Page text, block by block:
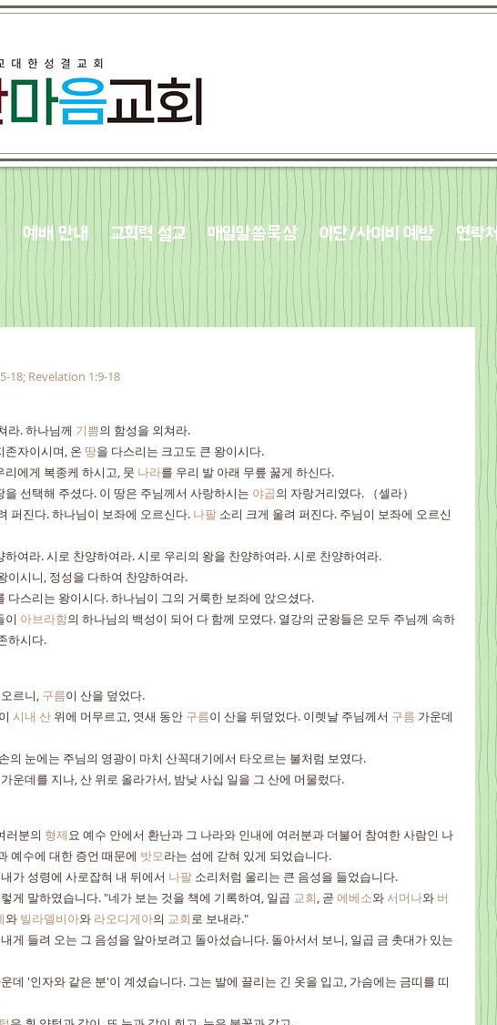
예배 안내 교회력 설교 매일말씀묵상 이단/사이비 예방 연락처
18; Revelation 1:9-18
라. 하나님께 기쁨의 함성을 외쳐라.
존자이시며, 온 땅을 다스리는 크고도 큰 왕이시다.
리에게 복종케 하시고, 뭇 나라를 우리 발 아래 무릎 꿇게 하신다.
을 선택해 주셨다. 이 땅은 주님께서 사랑하시는 야곱의 자랑거리였다. （셀라）
퍼진다. 하나님이 보좌에 오르신다. 나팔 소리 크게 울려 퍼진다. 주님이 보좌에 오르신
하여라. 시로 찬양하여라. 시로 우리의 왕을 찬양하여라. 시로 찬양하여라.
이시니, 정성을 다하여 찬양하여라.
다스리는 왕이시다. 하나님이 그의 거룩한 보좌에 앉으셨다.
이 아브라함의 하나님의 백성이 되어 다 함께 모였다. 열강의 군왕들은 모두 주님께 속하
하시다.
르니, 구름이 산을 덮었다.
시내 산 위에 머무르고, 엿새 동안 구름이 산을 뒤덮었다. 이렛날 주님께서 구름 가운데
의 눈에는 주님의 영광이 마치 산꼭대기에서 타오르는 불처럼 보였다.
가운데를 지나, 산 위로 올라가서, 밤낮 사십 일을 그 산에 머물렀다.
러분의
형제요 예수 안에서 환난과 그 나라와 인내에 여러분과 더불어 참여한 사람인 나
예수에 대한 증언 때문에 밧모라는 섬에 갇혀 있게 되었습니다.
내가 성령에 사로잡혀 내 뒤에서
나팔 소리처럼 울리는 큰 음성을 들었습니다.
렇게 말하였습니다. "네가 보는 것을 책에 기록하여, 일곱
교회, 곧 에베소와 서머나와 버
와 빌라델비아와 라오디게아의 교회로 보내라."